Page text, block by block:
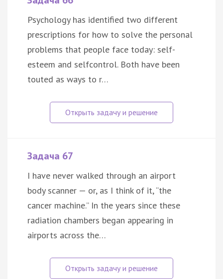
Psychology has identified two different
prescriptions for how to solve the personal
problems that people face today: self-
esteem and selfcontrol. Both have been
touted as ways to r…
Задача 67
I have never walked through an airport
body scanner — or, as I think of it, “the
cancer machine.” In the years since these
radiation chambers began appearing in
airports across the…